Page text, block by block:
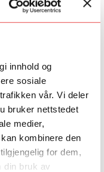
innhold og
sosiale
vår. Vi deler
bruker nettstedet
medier,
kombinere den
for dem,
din bruk av
ved Kilden
skuespillere,